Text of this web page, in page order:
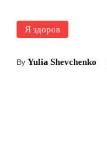
Я здоров
By Yulia Shevchenko